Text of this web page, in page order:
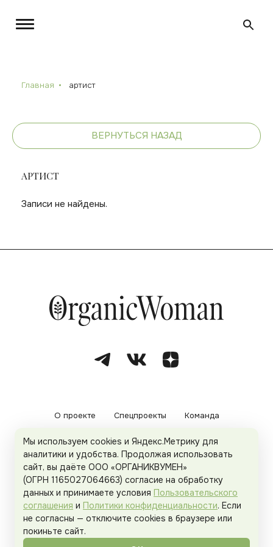
Главная артист
ВЕРНУТЬСЯ НАЗАД
АРТИСТ
Записи не найдены.
О проекте Спецпроекты Команда
Рекламодателям Политика конфиденциальности
Пользовательское соглашение
Organicwoman.ru . Все права защищены.
Мы используем cookies и Яндекс.Метрику для
аналитики и удобства. Продолжая использовать
сайт, вы даёте ООО «ОРГАНИКВУМЕН»
(ОГРН 1165027064663) согласие на обработку
данных и принимаете условия Пользовательского
соглашения и Политики конфиденциальности. Если
не согласны — отключите cookies в браузере или
покиньте сайт.